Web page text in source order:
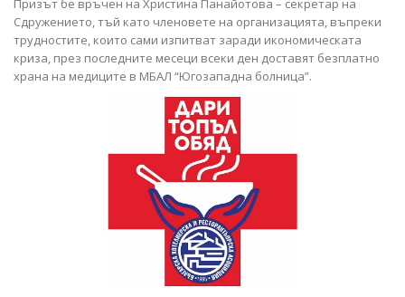
Призът бе връчен на Христина Панайотова – секретар на
Сдружението, тъй като членовете на организацията, въпреки
трудностите, които сами изпитват заради икономическата
криза, през последните месеци всеки ден доставят безплатно
храна на медиците в МБАЛ “Югозападна болница”.